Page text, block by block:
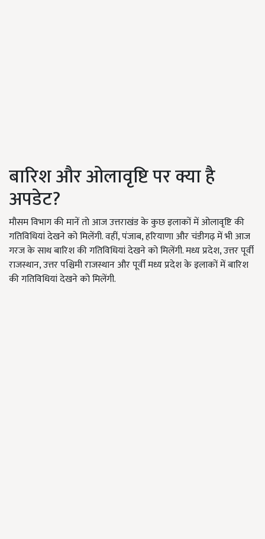
बारिश और ओलावृष्टि पर क्या है
अपडेट?
मौसम विभाग की मानें तो आज उत्तराखंड के कुछ इलाकों में ओलावृष्टि की
गतिविधियां देखने को मिलेंगी. वहीं, पंजाब, हरियाणा और चंडीगढ़ में भी आज
गरज के साथ बारिश की गतिविधियां देखने को मिलेंगी. मध्य प्रदेश, उत्तर पूर्वी
राजस्थान, उत्तर पश्चिमी राजस्थान और पूर्वी मध्य प्रदेश के इलाकों में बारिश
की गतिविधियां देखने को मिलेंगी.